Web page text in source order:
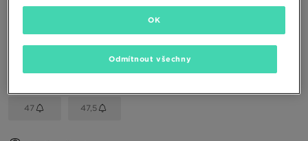
EU US
40,5 41 42 42,5 43
47 47,5
Odmítnout všechny
OK